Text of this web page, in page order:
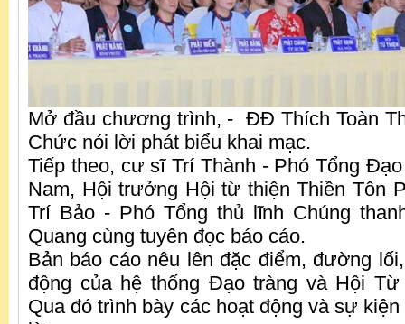
Mở đầu chương trình, - ĐĐ Thích Toàn
Chức nói lời phát biểu khai mạc.
Tiếp theo, cư sĩ Trí Thành - Phó Tổng
Nam, Hội trưởng Hội từ thiện Thiền Tôn
Trí Bảo - Phó Tổng thủ lĩnh Chúng
Quang cùng tuyên đọc báo cáo.
Bản báo cáo nêu lên đặc điểm, đường
động của hệ thống Đạo tràng và Hội Từ
Qua đó trình bày các hoạt động và sự